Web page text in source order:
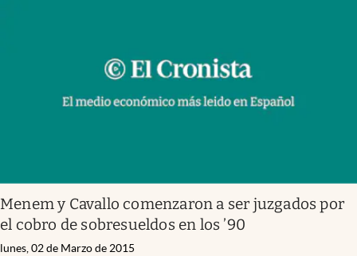
Menem y Cavallo comenzaron a ser juzgados por
el cobro de sobresueldos en los ’90
lunes, 02 de Marzo de 2015